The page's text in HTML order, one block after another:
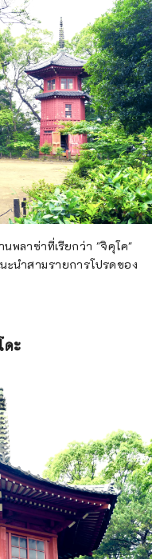
พลาซ่าที่เรียกว่า "จิคุโค"
ะนำสามรายการโปรดของ
ะ